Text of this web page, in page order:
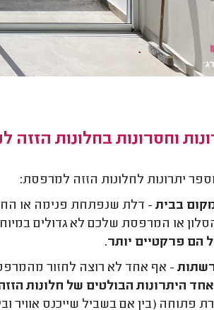
וחסרונות בחלונות
יתרונות לחלונות הזזה למרפסת:
בבית - דלת שנפתחת פנימה או
או המרפסת שלכם לא גדולים
הם פרקטיים יותר.
- אף אחד לא רוצה לחזור
אחד היתרונות הבולטים של חלונות
פתוחה (בין אם בשביל שייכנס